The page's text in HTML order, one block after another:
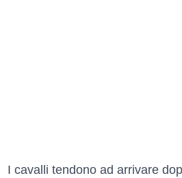
I cavalli tendono ad arrivare